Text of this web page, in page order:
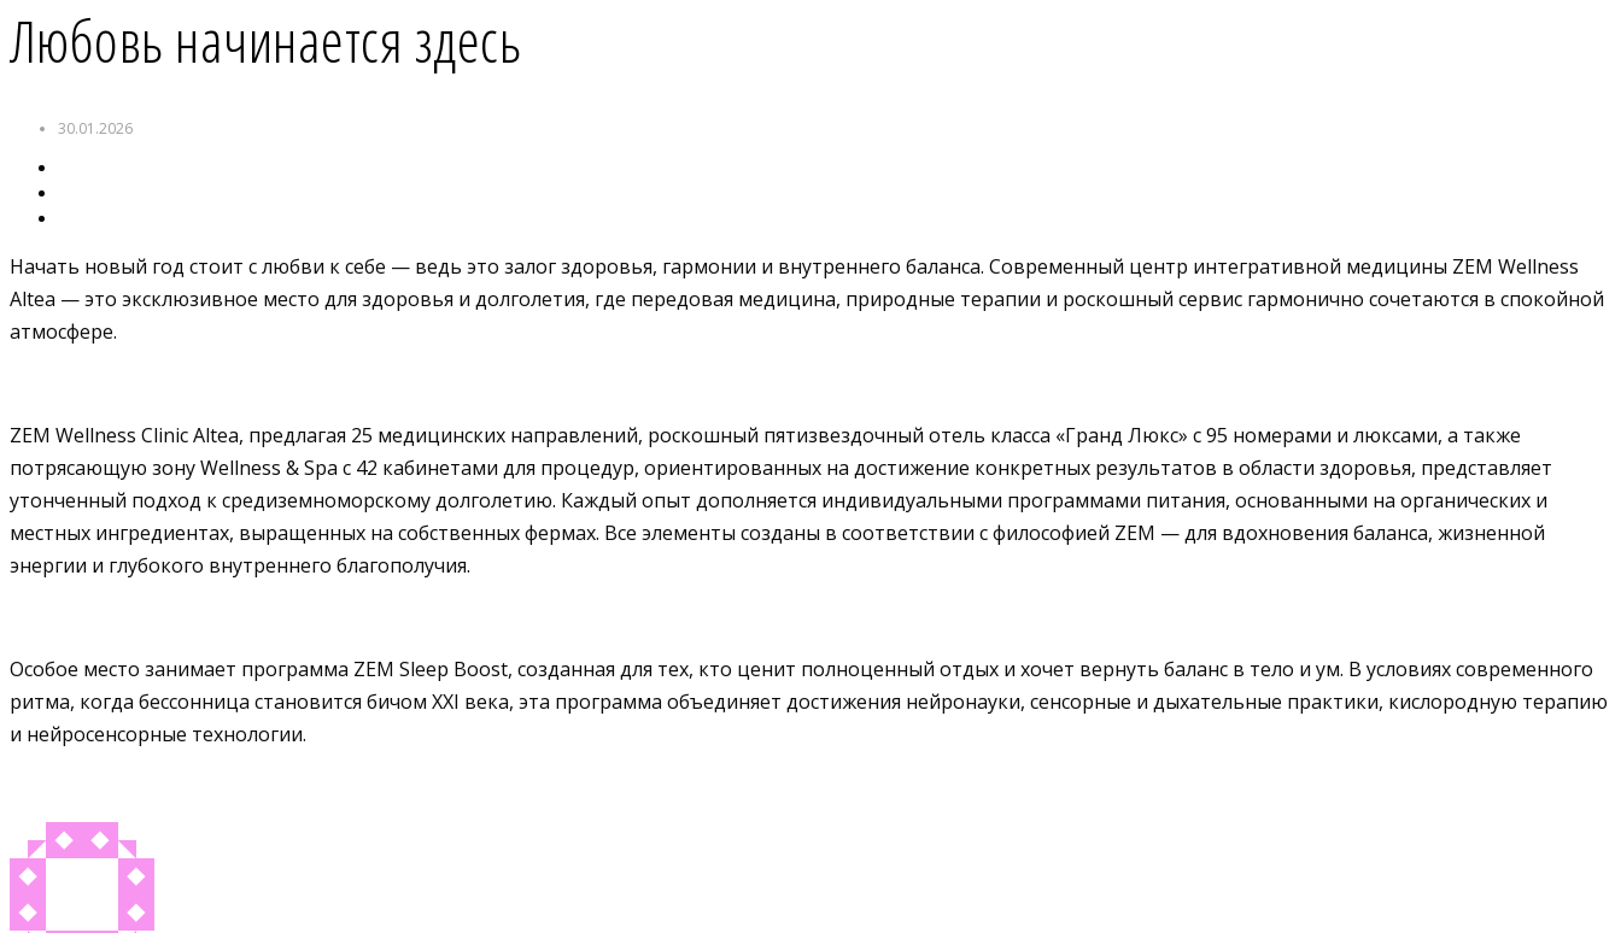
Любовь начинается здесь
30.01.2026
Начать новый год стоит с любви к себе — ведь это залог здоровья, гармонии и внутреннего баланса. Современный центр интегративной медицины ZEM Wellness
Altea — это эксклюзивное место для здоровья и долголетия, где передовая медицина, природные терапии и роскошный сервис гармонично сочетаются в спокойной
атмосфере.
ZEM Wellness Clinic Altea, предлагая 25 медицинских направлений, роскошный пятизвездочный отель класса «Гранд Люкс» с 95 номерами и люксами, а также
потрясающую зону Wellness & Spa с 42 кабинетами для процедур, ориентированных на достижение конкретных результатов в области здоровья, представляет
утонченный подход к средиземноморскому долголетию. Каждый опыт дополняется индивидуальными программами питания, основанными на органических и
местных ингредиентах, выращенных на собственных фермах. Все элементы созданы в соответствии с философией ZEM — для вдохновения баланса, жизненной
энергии и глубокого внутреннего благополучия.
Особое место занимает программа ZEM Sleep Boost, созданная для тех, кто ценит полноценный отдых и хочет вернуть баланс в тело и ум. В условиях современного
ритма, когда бессонница становится бичом XXI века, эта программа объединяет достижения нейронауки, сенсорные и дыхательные практики, кислородную терапию
и нейросенсорные технологии.